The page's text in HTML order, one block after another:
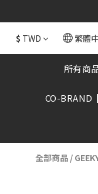
$ TWD 繁體
所有商
CO-
全部商品 /